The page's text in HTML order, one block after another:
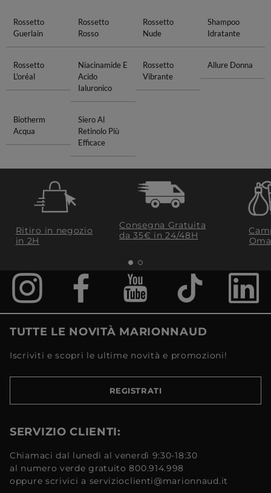
Rossetto
Guerlain
Rossetto
Rosso
Rossetto
Nude
Shampoo
Idratante
Rossetto
L'oréal
Niacinamide E
Acido
Ialuronico
Rossetto
Vibrante
Allure Donna
Biotherm
Acqua
Siero Al
Retinolo Più
Efficace
Ritiro in negozio
in 2H
Consegna Gratuita
da 35€​ in 24/48H
TUTTE LE NOVITÀ MARIONNAUD
Iscriviti e scopri le ultime novità e promozioni!
REGISTRATI
SERVIZIO CLIENTI:
Chiamaci dal lunedì al venerdì 9:30-18:30
al numero verde gratuito 800.914.998
oppure scrivici a servizioclienti@marionnaud.it